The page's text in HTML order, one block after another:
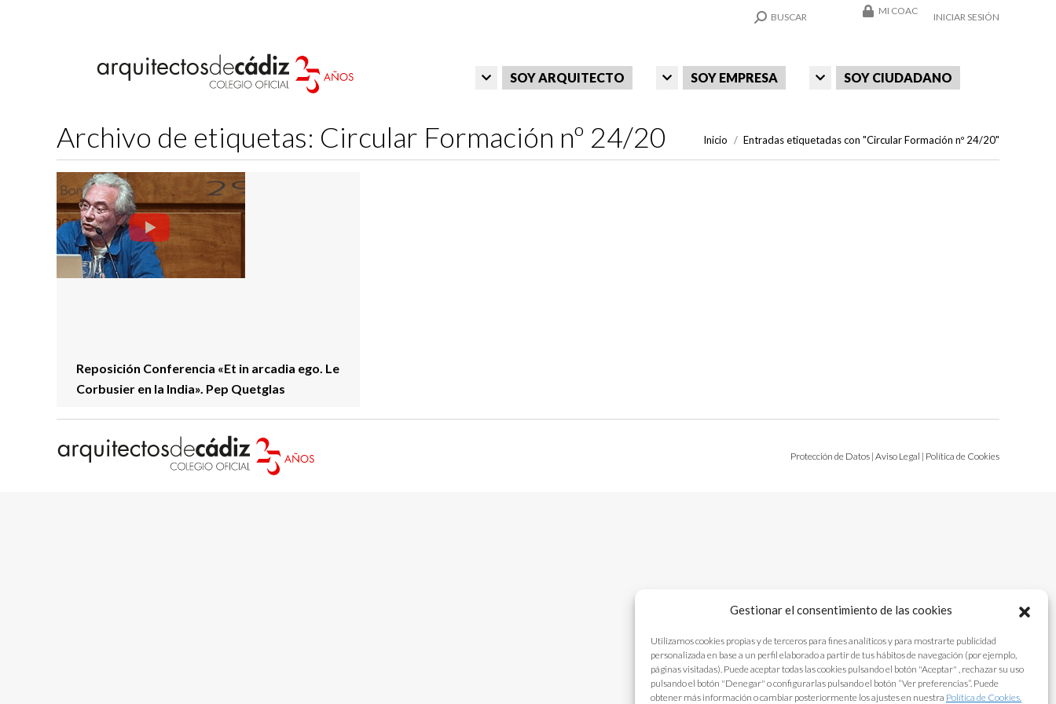
Gestionar el consentimiento de las cookies
Utilizamos cookies propias y de terceros para fines analíticos y para mostrarte publicidad
personalizada en base a un perfil elaborado a partir de tus hábitos de navegación (por ejemplo,
páginas visitadas). Puede aceptar todas las cookies pulsando el botón "Aceptar" , rechazar su uso
pulsando el botón "Denegar" o configurarlas pulsando el botón “Ver preferencias”. Puede
obtener más información o cambiar posteriormente los ajustes en nuestra Política de Cookies.
SEARCH:
BUSCAR
MI COAC
INICIAR SESIÓN
SOY ARQUITECTO SOY EMPRESA SOY CIUDADANO
Archivo de etiquetas: Circular Formación nº 24/20 Estás aquí:
Inicio Entradas etiquetadas con "Circular Formación nº 24/20"
Reposición Conferencia «Et in arcadia ego. Le
Corbusier en la India». Pep Quetglas
Protección de Datos | Aviso Legal | Política de Cookies